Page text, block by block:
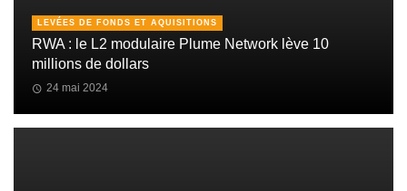
LEVÉES DE FONDS ET AQUISITIONS
RWA : le L2 modulaire Plume Network lève 10
millions de dollars
24 mai 2024